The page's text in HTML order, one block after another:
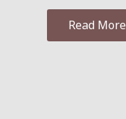
Read More